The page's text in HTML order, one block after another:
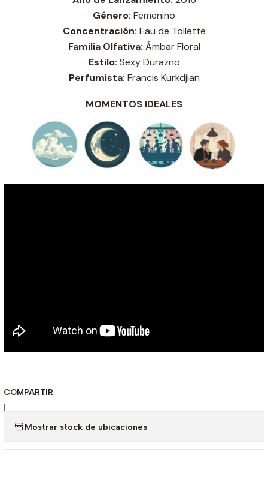
Género: Femenino
Concentración: Eau de Toilette
Familia Olfativa: Ámbar Floral
Estilo: Sexy Durazno
Perfumista: Francis Kurkdjian
MOMENTOS IDEALES
COMPARTIR
|
Mostrar stock de ubicaciones